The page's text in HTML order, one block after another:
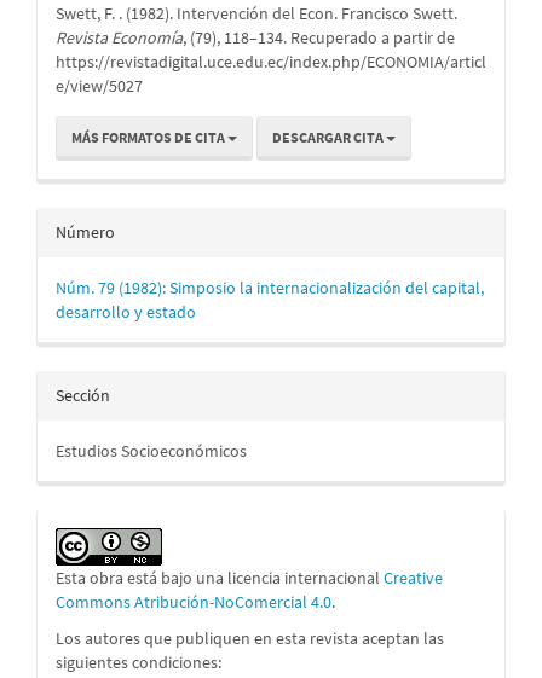
artículo
Swett, F. . (1982). Intervención del Econ. Francisco Swett.
Revista Economía, (79), 118–134. Recuperado a partir de
https://revistadigital.uce.edu.ec/index.php/ECONOMIA/articl
e/view/5027
MÁS FORMATOS DE CITA DESCARGAR CITA
Número
Núm. 79 (1982): Simposio la internacionalización del capital,
desarrollo y estado
Sección
Estudios Socioeconómicos
Esta obra está bajo una licencia internacional Creative
Commons Atribución-NoComercial 4.0.
Los autores que publiquen en esta revista aceptan las
siguientes condiciones: